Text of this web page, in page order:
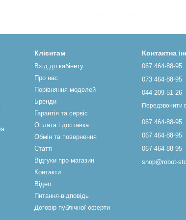
життєдіяльності тварини без участі людини.
функцій. Одними з найбільш популярних туалетів
до категорії сучасних
лопатка з отворами, лоток крутиться, рухаючи
проскакують гранули. Совок, виконавши кілька
Що ж до рідких відходів, то вони накопичуються у
етап – миття котячого унітазу. За допомогою
гранули. Пристосування на 100% автономне,
туалету для котів CATGENIE
Клієнтам
Вхід до кабінету
Про нас
Порівняння моделей
Бренди
Гарантія та сервіс
Оплата і доставка
Обмін та повернення
Статті
Відгуки про магазин
Контакти
Відео
Питання-відповідь
Договір публічної оферти
Контактна
067 464-88-95
073 464-88-95
044 209-51-26
Передзвонити
067 464-88-95
067 464-88-95
067 464-88-95
shop@robot-